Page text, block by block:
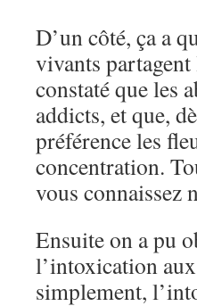
D’un côté, ça a
vivants partagent
constaté que les
addicts, et que,
préférence les
concentration.
vous connaissez
Ensuite on a pu
l’intoxication
simplement,